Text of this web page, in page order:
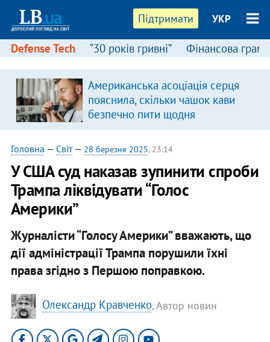
Підтримати УКР
Defense Tech “30 років гривні” Фінансова
Американська асоціація серця
пояснила, скільки чашок кави
безпечно пити щодня
Головна — Світ— 28 березня 2025, 23:14
У США суд наказав зупинити спроби
Трампа ліквідувати “Голос
Америки”
Журналісти “Голосу Америки” вважають, що
дії адміністрації Трампа порушили їхні
права згідно з Першою поправкою.
Олександр Кравченко, Автор новин